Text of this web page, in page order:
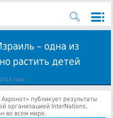
– одна из
растить детей
года
публикует результаты
организацией InterNations,
во всем мире.